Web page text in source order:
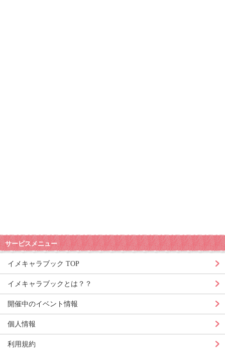
サービスメニュー
イメキャラブック TOP
イメキャラブックとは？？
開催中のイベント情報
個人情報
利用規約